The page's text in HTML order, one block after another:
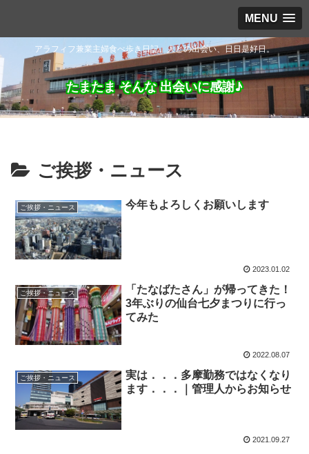
MENU
アラフィフ兼業主婦食べ歩き日記。人との出会い、日日是好日。
たまたま そんな 出会いに感謝♪
ご挨拶・ニュース
ご挨拶・ニュース 今年もよろしくお願いします
2023.01.02
ご挨拶・ニュース
「たなばたさん」が帰ってきた！
3年ぶりの仙台七夕まつりに行っ
てみた
2022.08.07
ご挨拶・ニュース
実は．．．多摩勤務ではなくなり
ます．．．｜管理人からお知らせ
2021.09.27